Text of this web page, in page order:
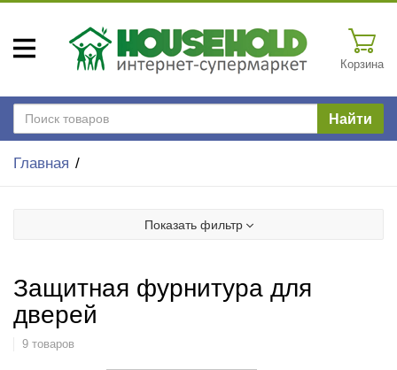
Корзина
Найти
Главная
Показать фильтр
Защитная фурнитура для
дверей
9 товаров